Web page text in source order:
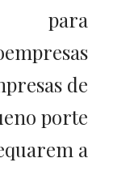
para
de
porte
a